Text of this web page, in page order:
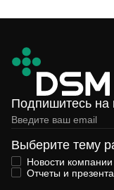
Подпишитесь на
Выберите тему
Новости компании
Отчеты и